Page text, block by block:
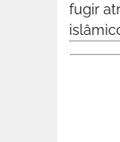
fugir